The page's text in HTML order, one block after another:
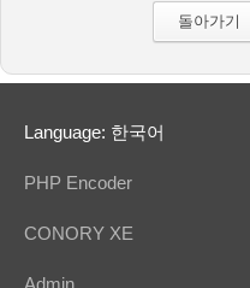
돌아가기
Language: 한국어
PHP Encoder
CONORY XE
Admin